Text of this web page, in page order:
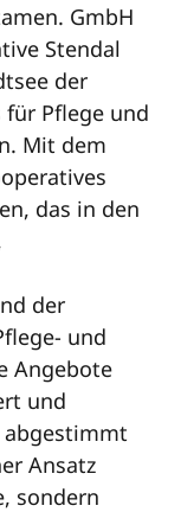
GmbH
Stendal
der
Pflege und
Mit dem
das in den
der
und
Angebote
und
Ansatz
sondern